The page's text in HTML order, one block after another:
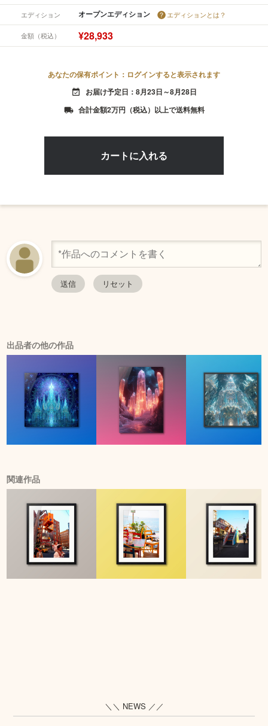
エディション オープンエディション エディションとは？
金額（税込） ¥28,933
あなたの保有ポイント：ログインすると表示されます
event_available お届け予定日：8月23日～8月28日
local_shipping 合計金額2万円（税込）以上で送料無料
出品者の他の作品
関連作品
＼＼ NEWS ／／